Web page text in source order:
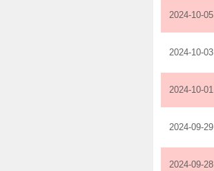
2024-10-05
2024-10-03
2024-10-01
2024-09-29
2024-09-28